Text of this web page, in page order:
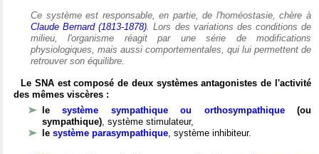
Ce système est responsable, en partie, de l'homéostasie, chère à
Claude Bernard (1813-1878). Lors des variations des conditions de
milieu, l'organisme réagit par une série de modifications
physiologiques, mais aussi comportementales, qui lui permettent de
retrouver son équilibre.
Le SNA est composé de deux systèmes antagonistes de l'activité
des mêmes viscères :
lesystème sympathique ou orthosympathique(ou
sympathique), système stimulateur,
le système parasympathique, système inhibiteur.